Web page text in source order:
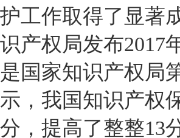
护工作取得了显著
识产权局发布2017
是国家知识产权局
示，我国知识产权
分，提高了整整13